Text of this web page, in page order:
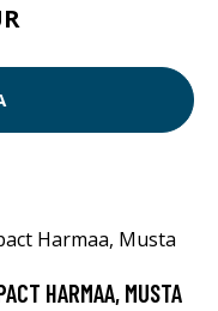
HARMAA, MUSTA